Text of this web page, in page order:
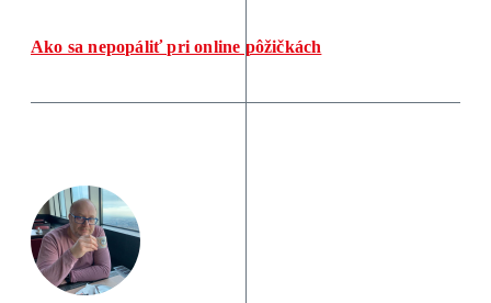
Ako sa nepopáliť pri online pôžičkách